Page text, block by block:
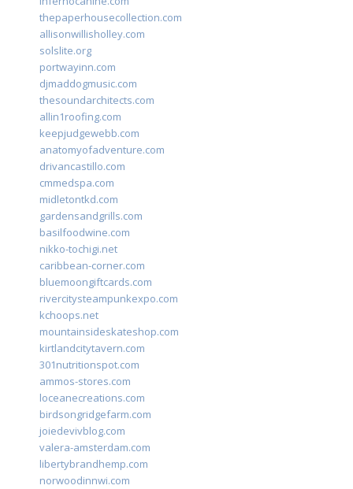
thepaperhousecollection.com
allisonwillisholley.com
solslite.org
portwayinn.com
djmaddogmusic.com
thesoundarchitects.com
allin1roofing.com
keepjudgewebb.com
anatomyofadventure.com
drivancastillo.com
cmmedspa.com
midletontkd.com
gardensandgrills.com
basilfoodwine.com
nikko-tochigi.net
caribbean-corner.com
bluemoongiftcards.com
rivercitysteampunkexpo.com
kchoops.net
mountainsideskateshop.com
kirtlandcitytavern.com
301nutritionspot.com
ammos-stores.com
loceanecreations.com
birdsongridgefarm.com
joiedevivblog.com
valera-amsterdam.com
libertybrandhemp.com
norwoodinnwi.com